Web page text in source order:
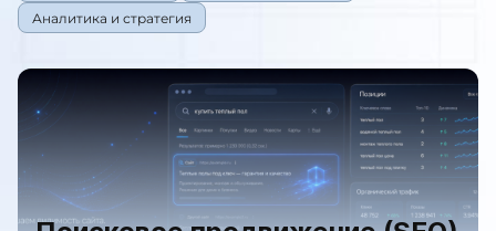
Аналитика и стратегия